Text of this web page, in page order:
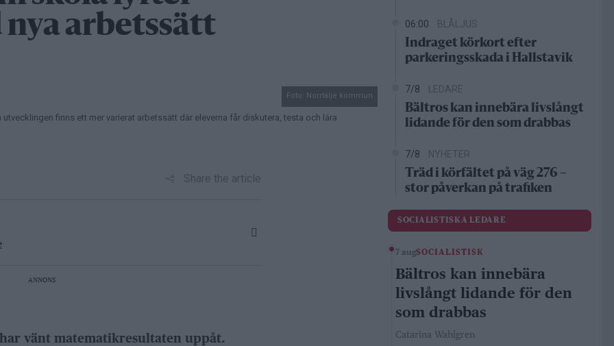
arbetssätt
Foto: Norrtälje kommun
finns ett mer varierat arbetssätt där eleverna får diskutera, testa och lära
Share the article
ANNONS
vänt matematikresultaten uppåt.
06:00 BLÅLJUS
Indraget körkort efter
parkeringsskada i Hallstavik
7/8 LEDARE
Bältros kan innebära livslångt
lidande för den som drabbas
7/8 NYHETER
Träd i körfältet på väg 276 –
stor påverkan på trafiken
SOCIALISTISKA LEDARE
7 augSOCIALISTISK
Bältros kan innebära
livslångt lidande för den
som drabbas
Catarina Wahlgren